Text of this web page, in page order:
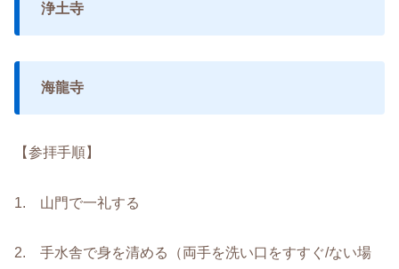
浄土寺
海龍寺
【参拝手順】
1. 山門で一礼する
2. 手水舎で身を清める（両手を洗い口をすすぐ/ない場